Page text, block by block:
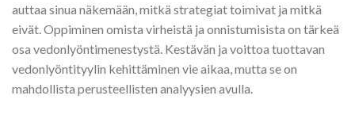
auttaa sinua näkemään, mitkä strategiat toimivat ja mitkä
eivät. Oppiminen omista virheistä ja onnistumisista on tärkeä
osa vedonlyöntimenestystä. Kestävän ja voittoa tuottavan
vedonlyöntityylin kehittäminen vie aikaa, mutta se on
mahdollista perusteellisten analyysien avulla.